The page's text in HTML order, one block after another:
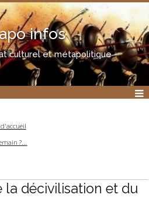
infos
culturel et métapolitique
d'accueil
?...
la décivilisation et du